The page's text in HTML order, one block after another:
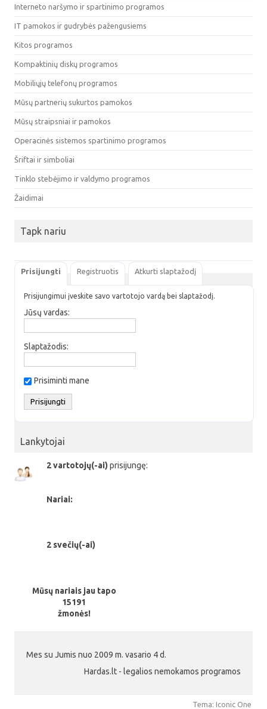
Interneto naršymo ir spartinimo programos
IT pamokos ir gudrybės pažengusiems
Kitos programos
Kompaktinių diskų programos
Mobiliųjų telefonų programos
Mūsų partnerių sukurtos pamokos
Mūsų straipsniai ir pamokos
Operacinės sistemos spartinimo programos
Šriftai ir simboliai
Tinklo stebėjimo ir valdymo programos
Žaidimai
Tapk nariu
Prisijungti Registruotis Atkurti slaptažodį
Prisijungimui įveskite savo vartotojo vardą bei slaptažodį.
Jūsų vardas:
Slaptažodis:
Prisiminti mane
Lankytojai
2 vartotojų(-ai) prisijungę:
Nariai:
2 svečių(-ai)
Mūsų nariais jau tapo
15191
žmonės!
Mes su Jumis nuo 2009 m. vasario 4 d.
Hardas.lt - legalios nemokamos programos
Tema: Iconic One